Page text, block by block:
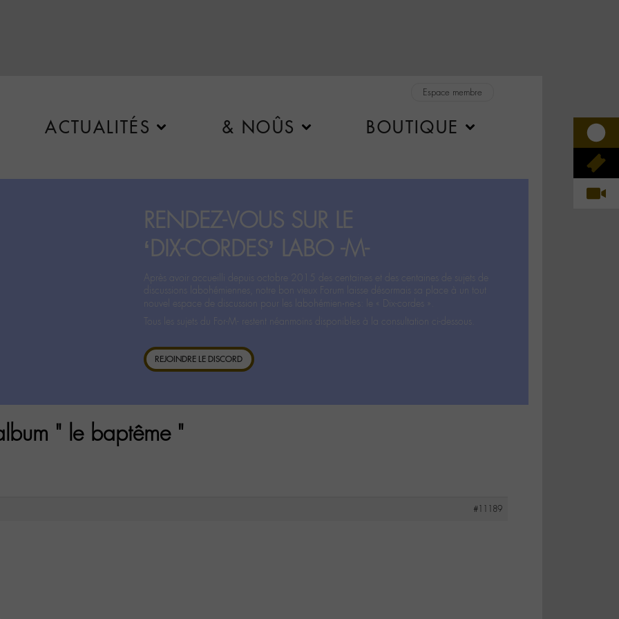
Espace membre
ACTUALITÉS & NOÛS BOUTIQUE
RENDEZ-VOUS SUR LE
‘DIX-CORDES’ LABO -M-
Après avoir accueilli depuis octobre 2015 des centaines et des centaines de sujets de
discussions labohémiennes, notre bon vieux Forum laisse désormais sa place à un tout
nouvel espace de discussion pour les labohémien‧ne‧s: le « Dix-cordes ».
Tous les sujets du For-M- restent néanmoins disponibles à la consultation ci-dessous.
REJOINDRE LE DISCORD
" le baptême "
#11189